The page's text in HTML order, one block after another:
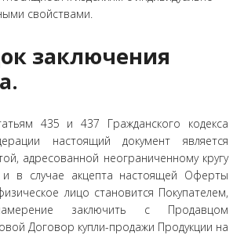
свойствами.
заключения
435 и 437 Гражданского кодекса
настоящий документ является
адресованной неограниченному кругу
и в случае акцепта настоящей Оферты
лицо становится Покупателем,
заключить с Продавцом
Договор купли-продажи Продукции на